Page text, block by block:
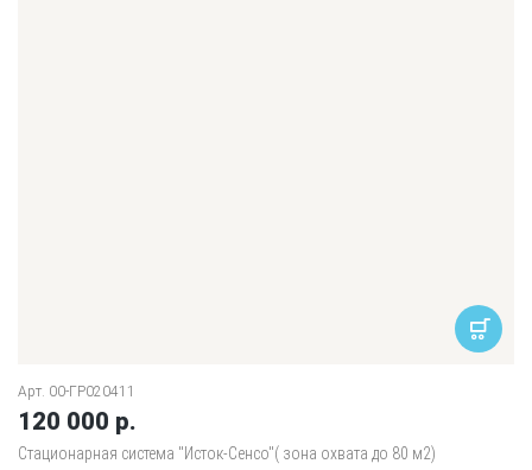
Арт. 00-ГР020411
120 000 р.
Стационарная система "Исток-Сенсо"( зона охвата до 80 м2)